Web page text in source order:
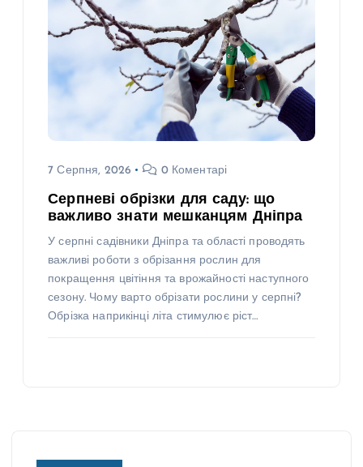
7 Серпня, 2026 0 Коментарі
Серпневі обрізки для саду: що
важливо знати мешканцям Дніпра
У серпні садівники Дніпра та області проводять
важливі роботи з обрізання рослин для
покращення цвітіння та врожайності наступного
сезону. Чому варто обрізати рослини у серпні?
Обрізка наприкінці літа стимулює ріст…